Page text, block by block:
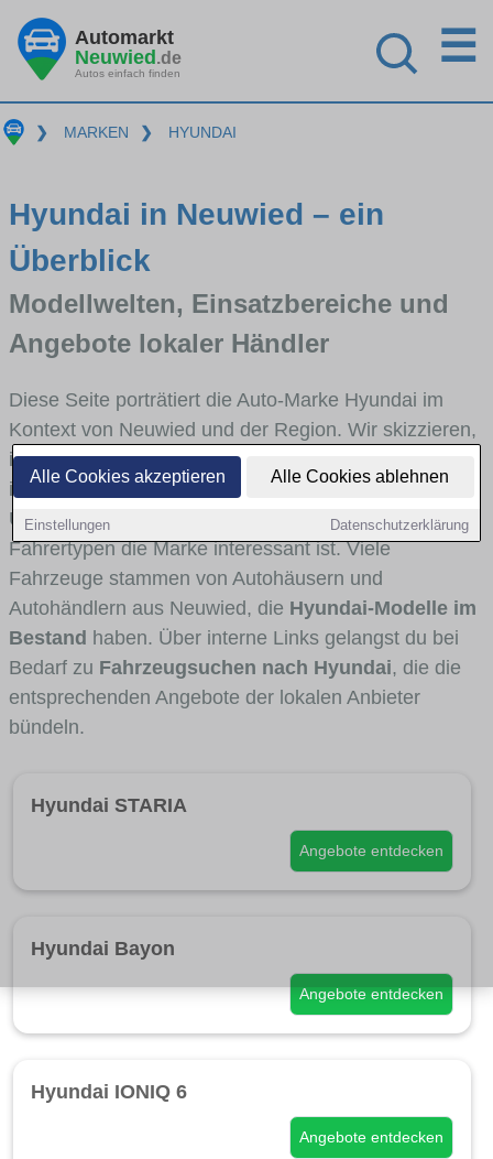
Alle Cookies akzeptieren Alle Cookies ablehnen
Einstellungen Datenschutzerklärung
Automarkt
Neuwied.de
Autos einfach finden
☰
❯ MARKEN ❯ HYUNDAI
Hyundai in Neuwied – ein
Überblick
Modellwelten, Einsatzbereiche und
Angebote lokaler Händler
Diese Seite porträtiert die Auto-Marke Hyundai im
Kontext von Neuwied und der Region. Wir skizzieren,
in welchen Fahrzeugklassen Hyundai stark vertreten
ist, welche Modellreihen häufig im Stadt- und
Umlandverkehr zu sehen sind und für welche
Fahrertypen die Marke interessant ist. Viele
Fahrzeuge stammen von Autohäusern und
Autohändlern aus Neuwied, die Hyundai-Modelle im
Bestand haben. Über interne Links gelangst du bei
Bedarf zu Fahrzeugsuchen nach Hyundai, die die
entsprechenden Angebote der lokalen Anbieter
bündeln.
Hyundai STARIA
Angebote entdecken
Hyundai Bayon
Angebote entdecken
Hyundai IONIQ 6
Angebote entdecken